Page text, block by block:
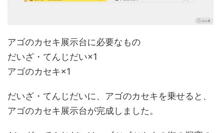
アゴのカセキ展示台に必要なもの
だいざ・てんじだい×1
アゴのカセキ×1
だいざ・てんじだいに、アゴのカセキを乗せると、
アゴのカセキ展示台が完成しました。